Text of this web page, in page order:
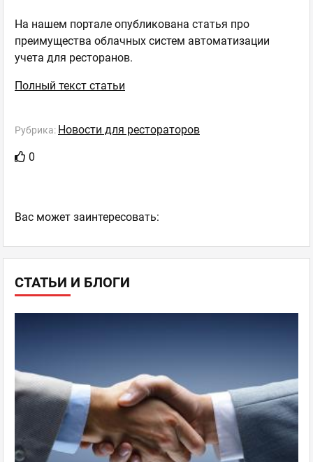
СТАТЬИ И БЛОГИ
На нашем портале опубликована статья про
преимущества облачных систем автоматизации
учета для ресторанов.
Полный текст статьи
Рубрика: Новости для рестораторов
0
Ваc может заинтересовать: